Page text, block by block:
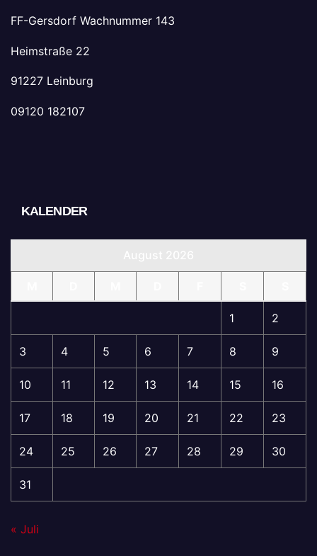
FF-Gersdorf Wachnummer 143
Heimstraße 22
91227 Leinburg
09120 182107
KALENDER
1 2
3 4 5 6 7 8 9
10 11 12 13 14 15 16
17 18 19 20 21 22 23
24 25 26 27 28 29 30
31
« Juli